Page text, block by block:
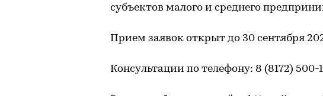
субъектов малого и среднего
Прием заявок открыт до 30 сентября
Консультации по телефону: 8 (8172) 500-